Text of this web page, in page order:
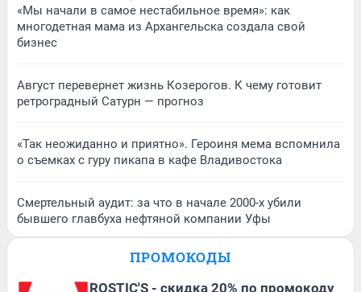
«Мы начали в самое нестабильное время»: как
многодетная мама из Архангельска создала свой
бизнес
Август перевернет жизнь Козерогов. К чему готовит
ретроградный Сатурн — прогноз
«Так неожиданно и приятно». Героиня мема вспомнила
о съемках с гуру пикапа в кафе Владивостока
Смертельный аудит: за что в начале 2000-х убили
бывшего главбуха нефтяной компании Уфы
ПРОМОКОДЫ
ROSTIC'S - скидка 20% по промокоду